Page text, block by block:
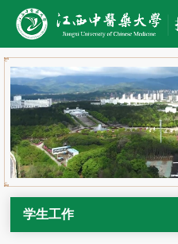
学生工作